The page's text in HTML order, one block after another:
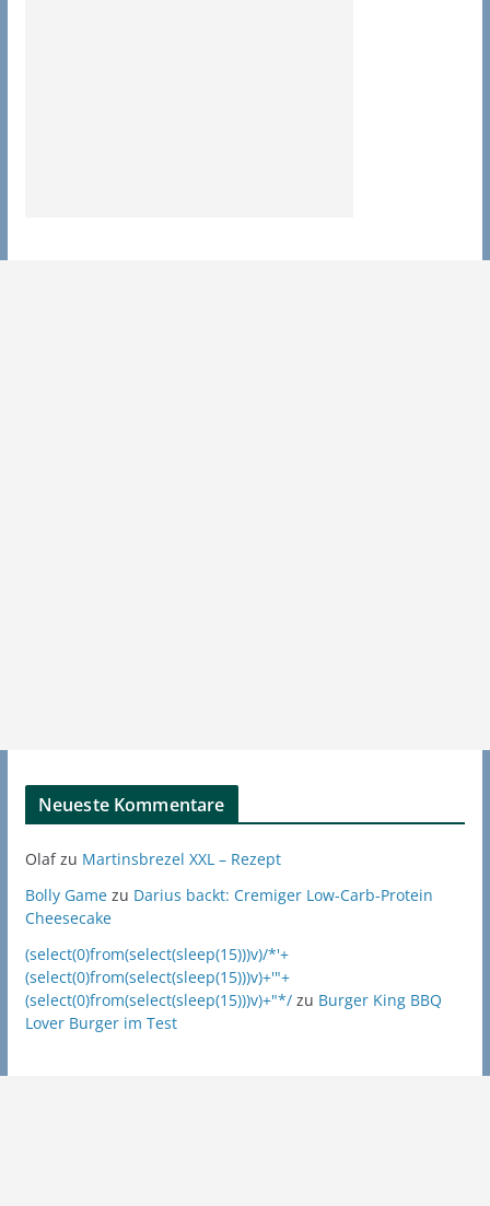
Neueste Kommentare
Olafzu Martinsbrezel XXL – Rezept
Bolly Gamezu Darius backt: Cremiger Low-Carb-Protein
Cheesecake
(select(0)from(select(sleep(15)))v)/*'+
(select(0)from(select(sleep(15)))v)+'"+
(select(0)from(select(sleep(15)))v)+"*/zu Burger King BBQ
Lover Burger im Test